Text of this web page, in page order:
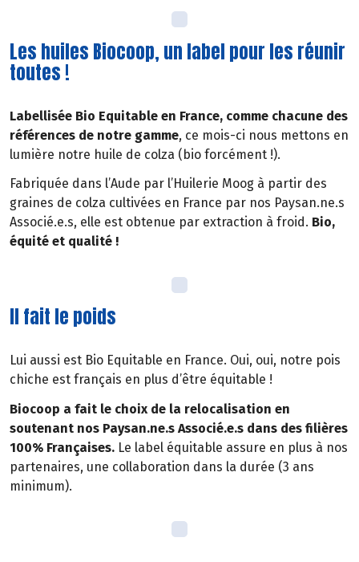
Les huiles Biocoop, un label pour les réunir
toutes !
Labellisée Bio Equitable en France, comme chacune des
références de notre gamme, ce mois-ci nous mettons en
lumière notre huile de colza (bio forcément !).
Fabriquée dans l’Aude par l’Huilerie Moog à partir des
graines de colza cultivées en France par nos Paysan.ne.s
Associé.e.s, elle est obtenue par extraction à froid. Bio,
équité et qualité !
Il fait le poids
Lui aussi est Bio Equitable en France. Oui, oui, notre pois
chiche est français en plus d’être équitable !
Biocoop a fait le choix de la relocalisation en
soutenant nos Paysan.ne.s Associé.e.s dans des filières
100% Françaises. Le label équitable assure en plus à nos
partenaires, une collaboration dans la durée (3 ans
minimum).